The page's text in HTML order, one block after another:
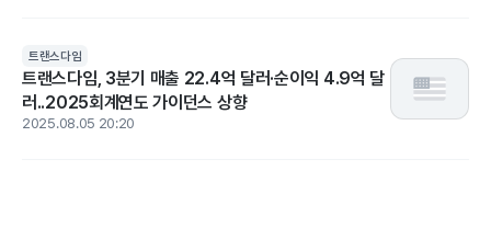
트랜스다임
트랜스다임, 3분기 매출 22.4억 달러·순이익 4.9억 달
러..2025회계연도 가이던스 상향
2025.08.05 20:20